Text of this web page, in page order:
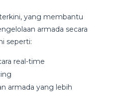
yang membantu
armada secara
seperti:
real-time
armada yang lebih